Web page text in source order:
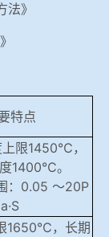
》
特点
上限1450℃，
度1400℃。
：0.05 ～20P
a·S
1650℃，长期